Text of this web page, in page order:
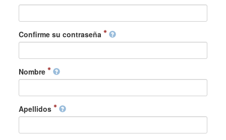
Confirme su contraseña
Nombre
Apellidos